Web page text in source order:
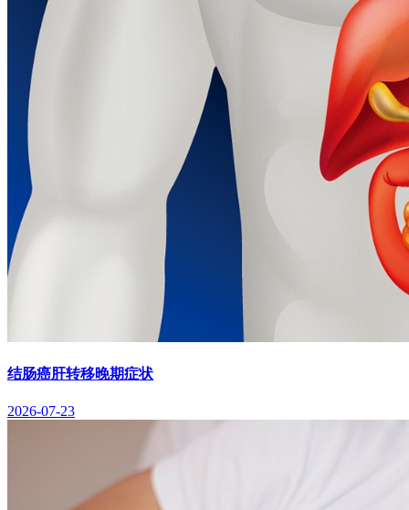
结肠癌肝转移晚期症状
2026-07-23